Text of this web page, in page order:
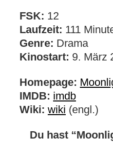
FSK: 12
Laufzeit: 111
Genre: Drama
Kinostart: 9. März
Homepage:
IMDB: imdb
Wiki: wiki (engl.)
Du hast